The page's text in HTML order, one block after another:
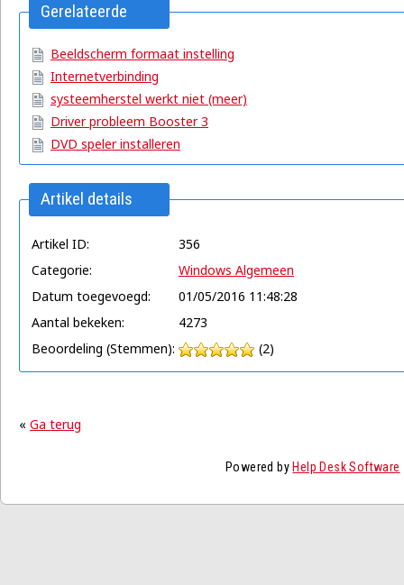
Gerelateerde
Beeldscherm formaat instelling
Internetverbinding
systeemherstel werkt niet (meer)
Driver probleem Booster 3
DVD speler installeren
Artikel details
Artikel ID:
356
Categorie:
Windows Algemeen
Datum toegevoegd:
01/05/2016 11:48:28
Aantal bekeken:
4273
Beoordeling (Stemmen):
(2)
« Ga terug
Powered by Help Desk Software